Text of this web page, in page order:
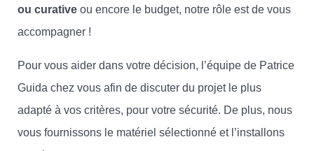
ou curative ou encore le budget, notre rôle est de vous
accompagner !
Pour vous aider dans votre décision, l’équipe de Patrice
Guida chez vous afin de discuter du projet le plus
adapté à vos critères, pour votre sécurité. De plus, nous
vous fournissons le matériel sélectionné et l’installons